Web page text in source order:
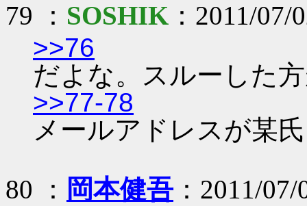
79 ： SOSHIK ：2011/
>>76
だよな。スルーした
>>77-78
メールアドレスが某
80 ： 岡本健吾：2011/07/